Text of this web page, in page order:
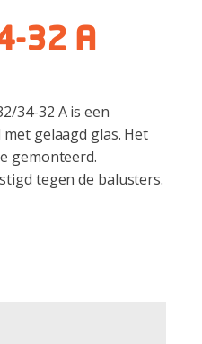
32 A
34-32 A is een
gelaagd glas. Het
gemonteerd.
tegen de balusters.